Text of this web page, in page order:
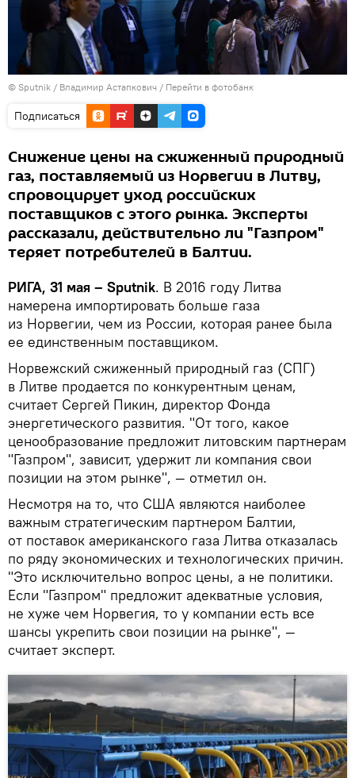
© Sputnik / Владимир Астапкович / Перейти в фотобанк
Подписаться
Снижение цены на сжиженный природный
газ, поставляемый из Норвегии в Литву,
спровоцирует уход российских
поставщиков с этого рынка. Эксперты
рассказали, действительно ли "Газпром"
теряет потребителей в Балтии.
РИГА, 31 мая – Sputnik. В 2016 году Литва
намерена импортировать больше газа
из Норвегии, чем из России, которая ранее была
ее единственным поставщиком.
Норвежский сжиженный природный газ (СПГ)
в Литве продается по конкурентным ценам,
считает Сергей Пикин, директор Фонда
энергетического развития. "От того, какое
ценообразование предложит литовским партнерам
"Газпром", зависит, удержит ли компания свои
позиции на этом рынке", — отметил он.
Несмотря на то, что США являются наиболее
важным стратегическим партнером Балтии,
от поставок американского газа Литва отказалась
по ряду экономических и технологических причин.
"Это исключительно вопрос цены, а не политики.
Если "Газпром" предложит адекватные условия,
не хуже чем Норвегия, то у компании есть все
шансы укрепить свои позиции на рынке", —
считает эксперт.